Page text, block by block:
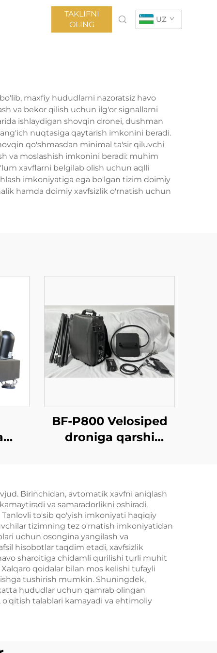
TAKLIFNI
OLING
UZ
maxfiy hududlarni nazoratsiz havo
va bekor qilish uchun ilg'or signallarni
ishlaydigan shovqin dronei, dushman
nuqtasiga qaytarish imkonini beradi.
qo'shmasdan minimal ta'sir qiluvchi
va moslashish imkonini beradi: muhim
xavflarni belgilab olish uchun aqlli
imkoniyatiga ega bo'lgan tizim doimiy
hamda doimiy xavfsizlik o'rnatish uchun
BF-P800 Velosiped
droniga qarshi
Birinchidan, avtomatik xavfni aniqlash
va samaradorlikni oshiradi.
to'sib qo'yish imkoniyati haqiqiy
tizimning tez o'rnatish imkoniyatidan
uchun osongina yangilash va
hisobotlar taqdim etadi, xavfsizlik
sharoitiga chidamli qurilishi turli muhit
qoidalar bilan mos kelishi tufayli
tushirish mumkin. Shuningdek,
hududlar uchun qamrab olingan
talablari kamayadi va ehtimoliy